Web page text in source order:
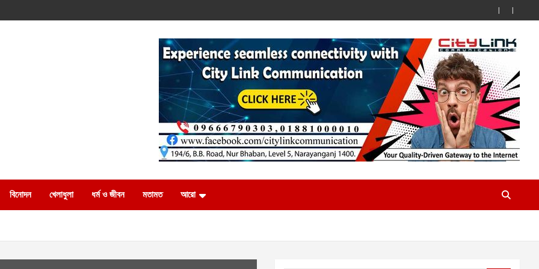
বিনোদন খেলাধুলা ধর্ম ও জীবন মতামত আরো